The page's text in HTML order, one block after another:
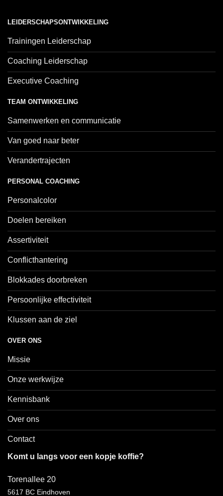
LEIDERSCHAPSONTWIKKELING
Trainingen Leiderschap
Coaching Leiderschap
Executive Coaching
TEAM ONTWIKKELING
Samenwerken en communicatie
Van goed naar beter
Verandertrajecten
PERSONAL COACHING
Personalcolor
Doelen bereiken
Assertiviteit
Conflicthantering
Blokkades doorbreken
Persoonlijke effectiviteit
Klussen aan de ziel
OVER ONS
Missie
Onze werkwijze
Kennisbank
Over ons
Contact
Komt u langs voor een kopje koffie?
Torenallee 20
5617 BC Eindhoven